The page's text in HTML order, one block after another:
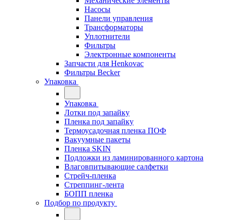
Насосы
Панели управления
Трансформаторы
Уплотнители
Фильтры
Электронные компоненты
Запчасти для Henkovac
Фильтры Becker
Упаковка
Упаковка
Лотки под запайку
Пленка под запайку
Термоусадочная пленка ПОФ
Вакуумные пакеты
Пленка SKIN
Подложки из ламинированного картона
Влаговпитывающие салфетки
Стрейч-пленка
Стреппинг-лента
БОПП пленка
Подбор по продукту